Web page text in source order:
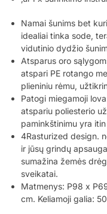
Namai šunims bet
idealiai tinka sode,
vidutinio dydžio
Atsparus oro
atspari PE rotango
plieniniu rėmu,
Patogi miegamoji
atspariu poliesterio
paminkštinimu yra
4Rasturized design.
ir jūsų grindų
sumažina žemės
sveikatai.
Matmenys: P98 x
cm. Keliamoji galia: